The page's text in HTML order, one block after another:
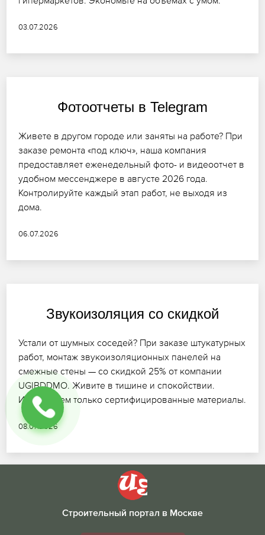
03.07.2026
Фотоотчеты в Telegram
Живете в другом городе или заняты на работе? При
заказе ремонта «под ключ», наша компания
предоставляет еженедельный фото- и видеоотчет в
удобном мессенджере в августе 2026 года.
Контролируйте каждый этап работ, не выходя из
дома.
06.07.2026
Звукоизоляция со скидкой
Устали от шумных соседей? При заказе штукатурных
работ, монтаж звукоизоляционных панелей на
смежные стены — со скидкой 25% от компании
UGIBDDMO. Живите в тишине и спокойствии.
Используем только сертифицированные материалы.
08.07.2026
Строительный портал в Москве